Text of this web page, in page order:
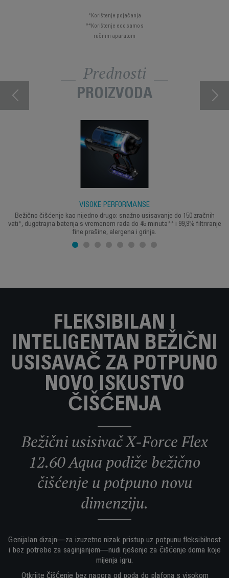
*Korištenje pojačanja
**Korištenje eco samo s
ručnim aparatom
Prednosti
PROIZVODA
VISOKE PERFORMANSE
Bežično čišćenje kao nijedno drugo: snažno usisavanje do 150 zračnih
vati*, dugotrajna baterija s vremenom rada do 45 minuta** i 99,9% filtriranje
fine prašine, alergena i grinja.
FLEKSIBILAN I
INTELIGENTAN BEŽIČNI
USISAVAČ ZA POTPUNO
NOVO ISKUSTVO
ČIŠĆENJA
Bežični usisivač X-Force Flex
12.60 Aqua podiže bežično
čišćenje u potpuno novu
dimenziju.
Genijalan dizajn—za izuzetno nizak pristup uz potpunu fleksibilnost
i bez potrebe za saginjanjem—nudi rješenje za čišćenje doma koje
mijenja igru.
Otkrijte čišćenje bez napora od poda do plafona s visokom